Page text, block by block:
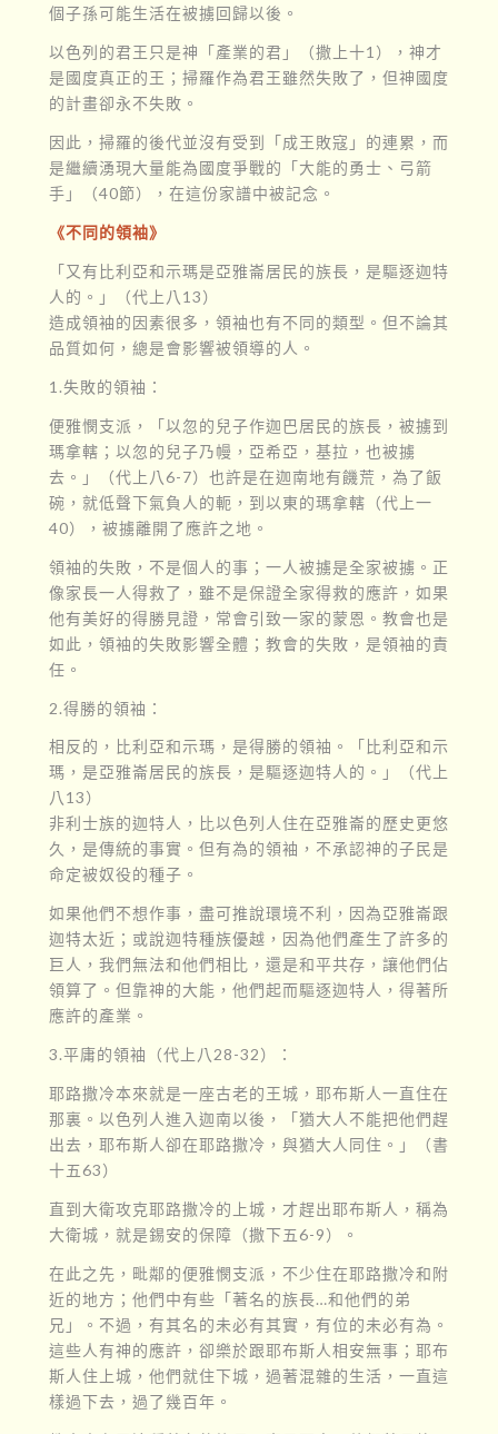
個子孫可能生活在被擄回歸以後。
以色列的君王只是神「產業的君」（撒上十1），神才
是國度真正的王；掃羅作為君王雖然失敗了，但神國度
的計畫卻永不失敗。
因此，掃羅的後代並沒有受到「成王敗寇」的連累，而
是繼續湧現大量能為國度爭戰的「大能的勇士、弓箭
手」（40節），在這份家譜中被記念。
《不同的領袖》
「又有比利亞和示瑪是亞雅崙居民的族長，是驅逐迦特
人的。」（代上八13）
造成領袖的因素很多，領袖也有不同的類型。但不論其
品質如何，總是會影響被領導的人。
1.失敗的領袖：
便雅憫支派，「以忽的兒子作迦巴居民的族長，被擄到
瑪拿轄；以忽的兒子乃幔，亞希亞，基拉，也被擄
去。」（代上八6-7）也許是在迦南地有饑荒，為了飯
碗，就低聲下氣負人的軛，到以東的瑪拿轄（代上一
40），被擄離開了應許之地。
領袖的失敗，不是個人的事；一人被擄是全家被擄。正
像家長一人得救了，雖不是保證全家得救的應許，如果
他有美好的得勝見證，常會引致一家的蒙恩。教會也是
如此，領袖的失敗影響全體；教會的失敗，是領袖的責
任。
2.得勝的領袖：
相反的，比利亞和示瑪，是得勝的領袖。「比利亞和示
瑪，是亞雅崙居民的族長，是驅逐迦特人的。」（代上
八13）
非利士族的迦特人，比以色列人住在亞雅崙的歷史更悠
久，是傳統的事實。但有為的領袖，不承認神的子民是
命定被奴役的種子。
如果他們不想作事，盡可推說環境不利，因為亞雅崙跟
迦特太近；或說迦特種族優越，因為他們產生了許多的
巨人，我們無法和他們相比，還是和平共存，讓他們佔
領算了。但靠神的大能，他們起而驅逐迦特人，得著所
應許的產業。
3.平庸的領袖（代上八28-32）：
耶路撒冷本來就是一座古老的王城，耶布斯人一直住在
那裏。以色列人進入迦南以後，「猶大人不能把他們趕
出去，耶布斯人卻在耶路撒冷，與猶大人同住。」（書
十五63）
直到大衛攻克耶路撒冷的上城，才趕出耶布斯人，稱為
大衛城，就是錫安的保障（撒下五6-9）。
在此之先，毗鄰的便雅憫支派，不少住在耶路撒冷和附
近的地方；他們中有些「著名的族長…和他們的弟
兄」。不過，有其名的未必有其實，有位的未必有為。
這些人有神的應許，卻樂於跟耶布斯人相安無事；耶布
斯人住上城，他們就住下城，過著混雜的生活，一直這
樣過下去，過了幾百年。